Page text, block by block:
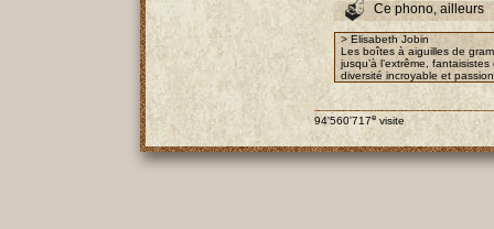
Ce phono, ailleurs
> Elisabeth Jobin
Les boîtes à aiguilles de
jusqu’à l’extrême,
diversité incroyable et
94'560'717e visite